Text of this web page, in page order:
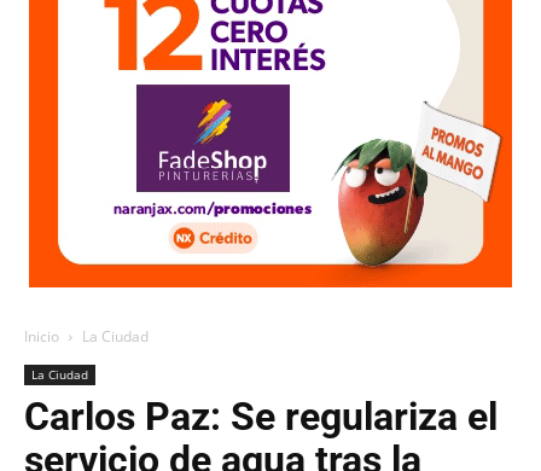
Inicio La Ciudad
La Ciudad
Carlos Paz: Se regulariza el
servicio de agua tras la